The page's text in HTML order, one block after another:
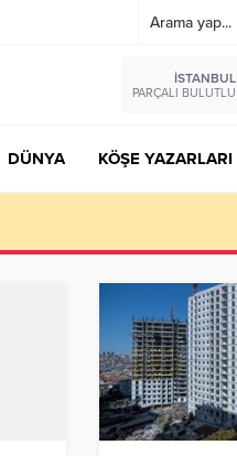
İSTANBUL
PARÇALI BULUTLU
DÜNYA KÖŞE YAZARLARI